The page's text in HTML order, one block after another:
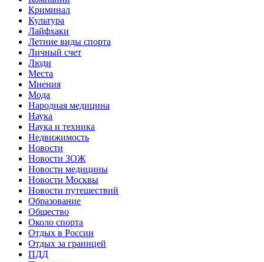
Криминал
Культура
Лайфхаки
Летние виды спорта
Личный счет
Люди
Места
Мнения
Мода
Народная медицина
Наука
Наука и техника
Недвижимость
Новости
Новости ЗОЖ
Новости медицины
Новости Москвы
Новости путешествий
Образование
Общество
Около спорта
Отдых в России
Отдых за границей
ПДД